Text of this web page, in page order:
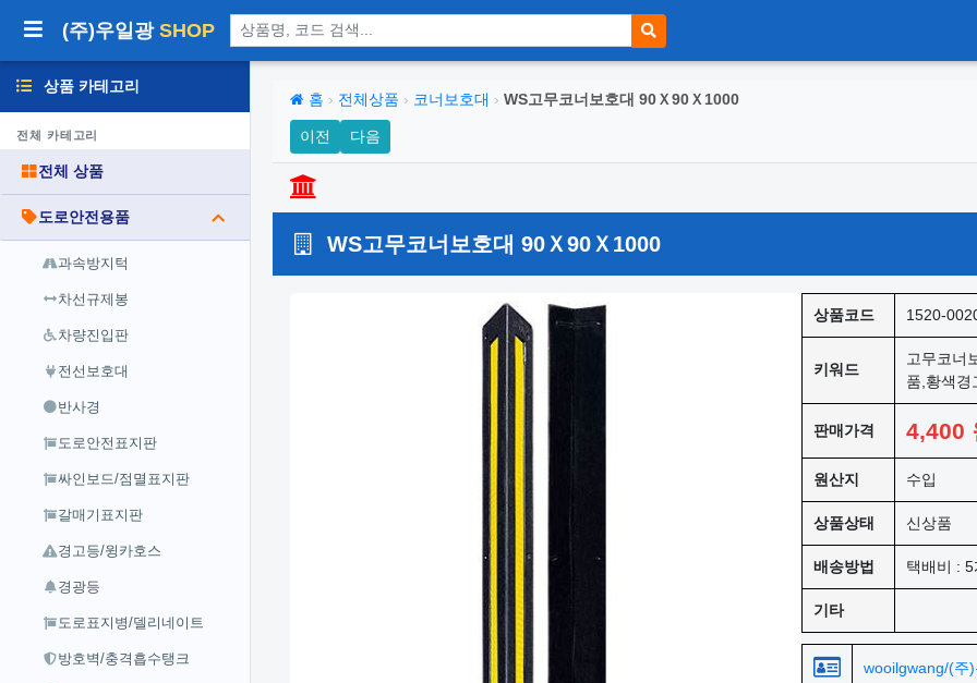
(주)우일광 SHOP 상품 검색
상품 카테고리
전체 카테고리
전체 상품
도로안전용품
과속방지턱
차선규제봉
차량진입판
전선보호대
반사경
도로안전표지판
싸인보드/점멸표지판
갈매기표지판
경고등/윙카호스
경광등
도로표지병/델리네이트
방호벽/충격흡수탱크
홈 › 전체상품 › 코너보호대 › WS고무코너보호대 90Ｘ90Ｘ1000
이전 다음
WS고무코너보호대 90Ｘ90Ｘ1000
상품코드 1520-
키워드
고무코너
품,황색경
판매가격 4,400
원산지 수입
상품상태 신상품
배송방법 택배비 :
기타
wooilgwang/(주